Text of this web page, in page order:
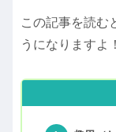
この記事を読む
うになりますよ！